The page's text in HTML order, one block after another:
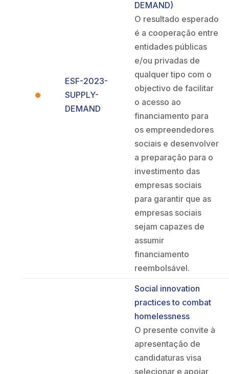
ESF-2023-
SUPPLY-
DEMAND
DEMAND)
O resultado esperado
é a cooperação entre
entidades públicas
e/ou privadas de
qualquer tipo com o
objectivo de facilitar
o acesso ao
financiamento para
os empreendedores
sociais e desenvolver
a preparação para o
investimento das
empresas sociais
para garantir que as
empresas sociais
sejam capazes de
assumir
financiamento
reembolsável.
Social innovation
practices to combat
homelessness
O presente convite à
apresentação de
candidaturas visa
selecionar e apoiar